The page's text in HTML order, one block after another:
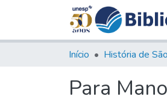
Início História de
Para